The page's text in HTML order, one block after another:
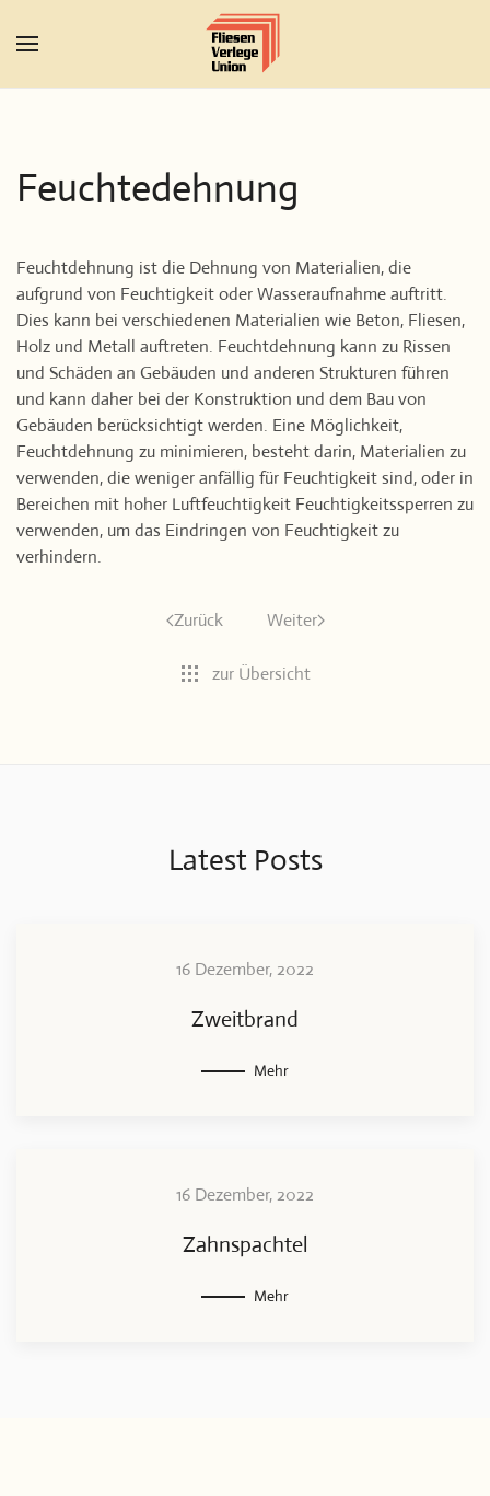
Zum Hauptinhalt springen
Feuchtedehnung
Feuchtdehnung ist die Dehnung von Materialien, die
aufgrund von Feuchtigkeit oder Wasseraufnahme auftritt.
Dies kann bei verschiedenen Materialien wie Beton, Fliesen,
Holz und Metall auftreten. Feuchtdehnung kann zu Rissen
und Schäden an Gebäuden und anderen Strukturen führen
und kann daher bei der Konstruktion und dem Bau von
Gebäuden berücksichtigt werden. Eine Möglichkeit,
Feuchtdehnung zu minimieren, besteht darin, Materialien zu
verwenden, die weniger anfällig für Feuchtigkeit sind, oder in
Bereichen mit hoher Luftfeuchtigkeit Feuchtigkeitssperren zu
verwenden, um das Eindringen von Feuchtigkeit zu
verhindern.
Zurück Weiter
zur Übersicht
Latest Posts
16 Dezember, 2022
Zweitbrand
Mehr
16 Dezember, 2022
Zahnspachtel
Mehr